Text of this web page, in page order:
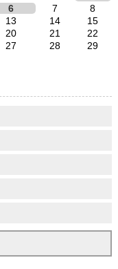
6 7
8
13 14
15
20 21
22
27 28
29